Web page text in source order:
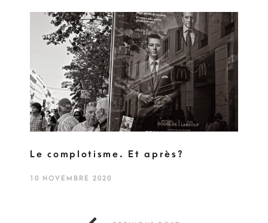
Le complotisme. Et après?
10 NOVEMBRE 2020